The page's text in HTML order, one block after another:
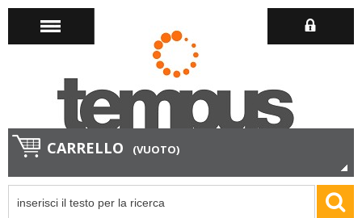
CARRELLO (VUOTO)